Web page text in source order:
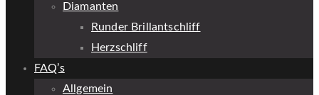
Diamanten
Runder Brillantschliff
Herzschliff
FAQ’s
Allgemein